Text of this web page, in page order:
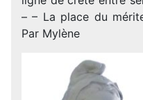
– – La place du
Par Mylène